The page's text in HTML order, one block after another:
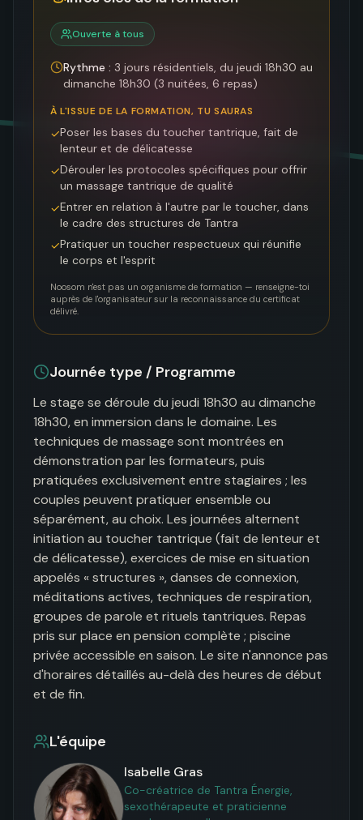
Ouverte à tous
Rythme : 3 jours résidentiels, du jeudi 18h30 au
dimanche 18h30 (3 nuitées, 6 repas)
À L'ISSUE DE LA FORMATION, TU SAURAS
✓Poser les bases du toucher tantrique, fait de
lenteur et de délicatesse
✓Dérouler les protocoles spécifiques pour offrir
un massage tantrique de qualité
✓Entrer en relation à l'autre par le toucher, dans
le cadre des structures de Tantra
✓Pratiquer un toucher respectueux qui réunifie
le corps et l'esprit
Noosom n'est pas un organisme de formation — renseigne-toi
auprès de l'organisateur sur la reconnaissance du certificat
délivré.
Journée type / Programme
Le stage se déroule du jeudi 18h30 au dimanche
18h30, en immersion dans le domaine. Les
techniques de massage sont montrées en
démonstration par les formateurs, puis
pratiquées exclusivement entre stagiaires ; les
couples peuvent pratiquer ensemble ou
séparément, au choix. Les journées alternent
initiation au toucher tantrique (fait de lenteur et
de délicatesse), exercices de mise en situation
appelés « structures », danses de connexion,
méditations actives, techniques de respiration,
groupes de parole et rituels tantriques. Repas
pris sur place en pension complète ; piscine
privée accessible en saison. Le site n'annonce pas
d'horaires détaillés au-delà des heures de début
et de fin.
L'équipe
Isabelle Gras
Co-créatrice de Tantra Énergie,
sexothérapeute et praticienne